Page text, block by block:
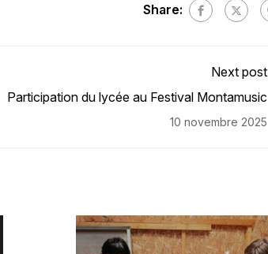
Share:
Next post
Participation du lycée au Festival Montamusic
10 novembre 2025